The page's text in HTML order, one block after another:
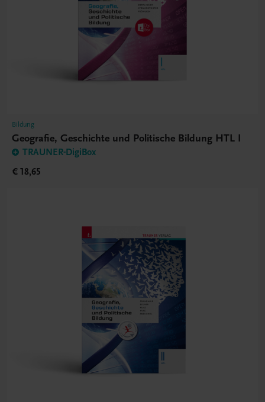
Bildung
Geografie, Geschichte und Politische Bildung HTL I
TRAUNER-DigiBox
€ 18,65